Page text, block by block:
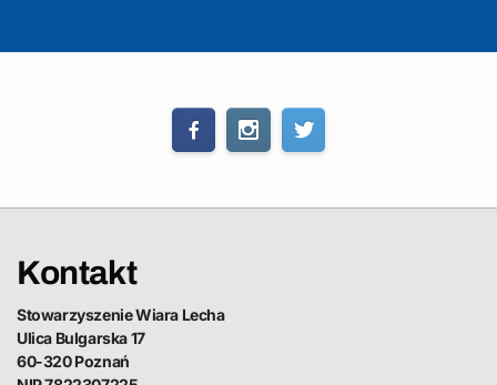
Kontakt
Stowarzyszenie Wiara Lecha
Ulica Bulgarska 17
60-320 Poznań